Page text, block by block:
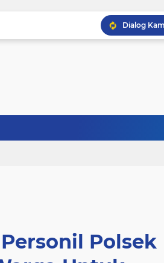
Polsek